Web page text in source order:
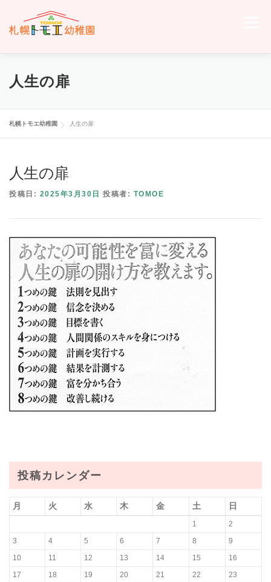
ツ
ホーム トモエについて
交通案内 お問い合わせ
人生の扉
札幌トモエ幼稚園 人生の扉
人生の扉
投稿日: 2025年3月30日 投稿者: TOMOE
投稿カレンダー
月 火 水 木 金 土 日
1
2
3
4 5 6 7 8
9
10
11 12 13 14 15
16
17
18 19 20 21 22
23